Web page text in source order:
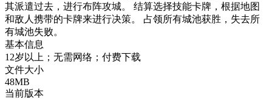
其派遣过去，进行布阵攻城。 结算选择技能卡牌，根据地图
和敌人携带的卡牌来进行决策。 占领所有城池获胜，失去所
有城池失败。
基本信息
12岁以上；无需网络；付费下载
文件大小
48MB
当前版本